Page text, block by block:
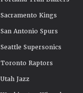
Sacramento Kings
San Antonio Spurs
Seattle Supersonics
Toronto Raptors
Utah Jazz